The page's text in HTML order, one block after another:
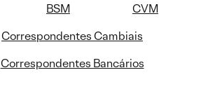
BSM
CVM
Correspondentes Cambiais
Correspondentes Bancários